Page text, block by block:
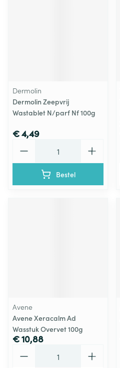
Dermolin
Dermolin Zeepvrij
Wastablet N/parf Nf 100g
€ 4,49
Bestel
Avene
Avene Xeracalm Ad
Wasstuk Overvet 100g
€ 10,88